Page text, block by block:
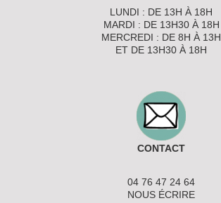
LUNDI : DE 13H À 18H
MARDI : DE 13H30 À 18H
MERCREDI : DE 8H À 13H
ET DE 13H30 À 18H
CONTACT
04 76 47 24 64
NOUS ÉCRIRE